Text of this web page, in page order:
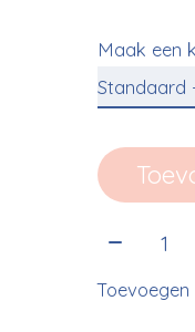
Maak een
Aantal: